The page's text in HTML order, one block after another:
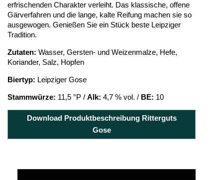
erfrischenden Charakter verleiht. Das klassische, offene
Gärverfahren und die lange, kalte Reifung machen sie so
ausgewogen. Genießen Sie ein Stück beste Leipziger
Tradition.
Zutaten: Wasser, Gersten- und Weizenmalze, Hefe,
Koriander, Salz, Hopfen
Biertyp: Leipziger Gose
Stammwürze: 11,5 °P / Alk: 4,7 % vol. / BE: 10
Download Produktbeschreibung Ritterguts
Gose